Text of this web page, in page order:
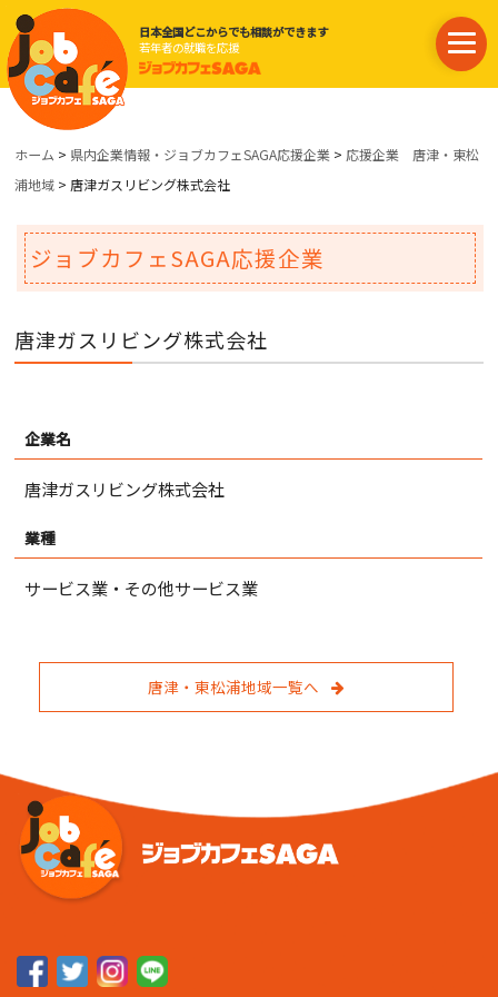
日本全国どこからでも相談ができます
若年者の就職を応援
ホーム > 県内企業情報・ジョブカフェSAGA応援企業 > 応援企業 唐津・東松
浦地域 > 唐津ガスリビング株式会社
ジョブカフェSAGA応援企業
唐津ガスリビング株式会社
企業名
唐津ガスリビング株式会社
業種
サービス業・その他サービス業
唐津・東松浦地域一覧へ